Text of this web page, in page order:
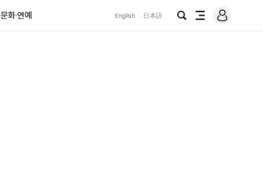
문화·연예 English 日本語
검
전
메
그